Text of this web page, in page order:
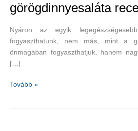
görögdinnyesaláta
Nyáron az egyik
fogyaszthatunk, nem más, mint a
önmagában fogyaszthatjuk, hanem
[…]
Pezsdítő
Tovább »